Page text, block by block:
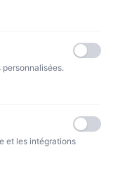
4 fois sans frais
et les intégrations